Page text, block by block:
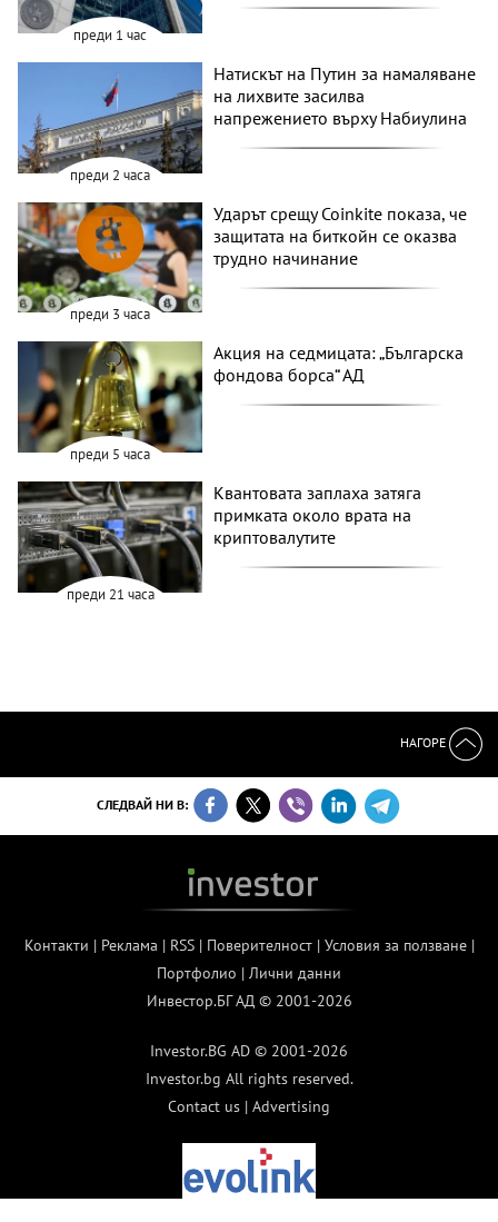
преди 1 час
преди 2 часа
Натискът на Путин за намаляване
на лихвите засилва
напрежението върху Набиулина
преди 3 часа
Ударът срещу Coinkite показа, че
защитата на биткойн се оказва
трудно начинание
преди 5 часа
Акция на седмицата: „Българска
фондова борса“ АД
преди 21 часа
Квантовата заплаха затяга
примката около врата на
криптовалутите
НАГОРЕ
СЛЕДВАЙ НИ В:
Контакти | Реклама | RSS| Поверителност| Условия за ползване|
Портфолио | Лични данни
Инвестор.БГ АД © 2001-2026
Investor.BG AD © 2001-2026
Investor.bg All rights reserved.
Contact us | Advertising